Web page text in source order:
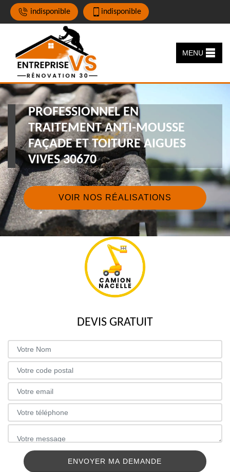
indisponible indisponible
MENU
PROFESSIONNEL EN
TRAITEMENT ANTI-MOUSSE
FAÇADE ET TOITURE AIGUES
VIVES 30670
VOIR NOS RÉALISATIONS
DEVIS GRATUIT